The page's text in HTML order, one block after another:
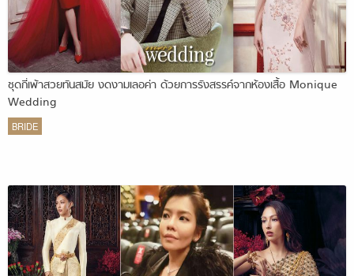
ชุดกี่เพ้าสวยทันสมัย งดงามเลอค่า ด้วยการรังสรรค์จากห้องเสื้อ Monique
Wedding
BRIDE